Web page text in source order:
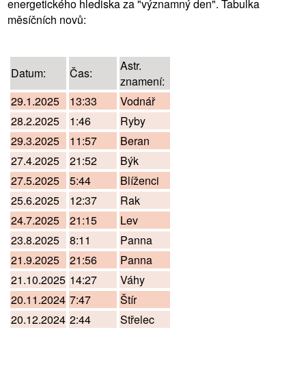
energetického hlediska za "významný den". Tabulka
měsíčních novů:
Datum: Čas:
Astr.
znamení:
29.1.2025
13:33
Vodnář
28.2.2025
1:46
Ryby
29.3.2025
11:57
Beran
27.4.2025
21:52
Býk
27.5.2025
5:44
Blíženci
25.6.2025
12:37
Rak
24.7.2025
21:15
Lev
23.8.2025
8:11
Panna
21.9.2025
21:56
Panna
21.10.2025 14:27
Váhy
20.11.2024 7:47
Štír
20.12.2024 2:44 Střelec